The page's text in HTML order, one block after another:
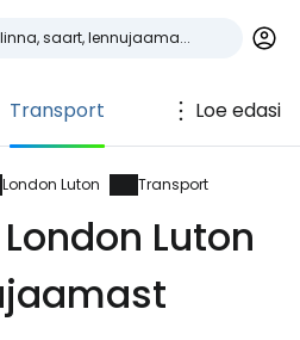
Transport Loe edasi
London Luton Transport
Luton
Google'iga